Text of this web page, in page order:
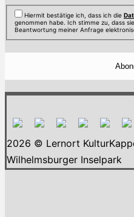
Hiermit bestätige ich, dass ich die
genommen habe. Ich stimme zu, dass
Beantwortung meiner Anfrage
2026 © Lernort
Wilhelmsburger Inselpark